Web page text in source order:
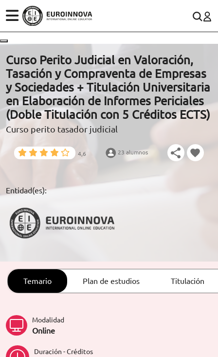
ÁREAS
ESTUDIOS
CONOCE EUROINNOVA
BECAS Y FINANCIACIÓN
ARTÍCULOS
ORIENTACIÓN LABORAL
(+34)958 050 200 (gratuito en España)
900 831 200
formacion@euroinnova.com
TRABAJA CON NOSOTROS
Curso Perito Judicial en Valoración,
Tasación y Compraventa de Empresas
y Sociedades + Titulación Universitaria
en Elaboración de Informes Periciales
(Doble Titulación con 5 Créditos ECTS)
Curso perito tasador judicial
4,6 23 alumnos
Entidad(es):
Temario Plan de estudios Titulación
Modalidad
Online
Duración - Créditos